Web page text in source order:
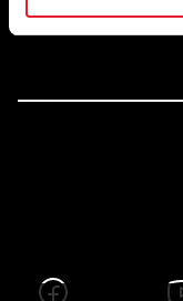
Autorizații și avize